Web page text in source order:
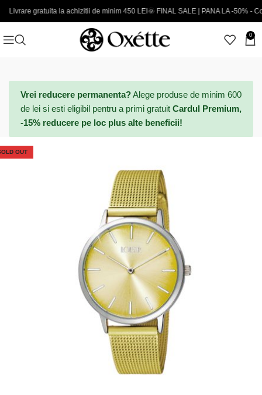
gratuita la achizitii de minim 450 LEI🌞 FINAL SALE | PANA LA -50% - Coduri noi
0
Vrei reducere permanenta?Alege produse de minim 600
de lei si esti eligibil pentru a primi gratuit Cardul Premium,
-15% reducere pe loc plus alte beneficii!
OUT